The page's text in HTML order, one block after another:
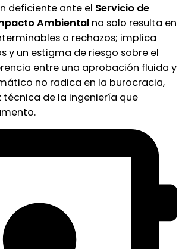
deficiente ante el Servicio de
Ambiental no solo resulta en
o rechazos; implica
y un estigma de riesgo sobre el
entre una aprobación fluida y
no radica en la burocracia,
técnica de la ingeniería que